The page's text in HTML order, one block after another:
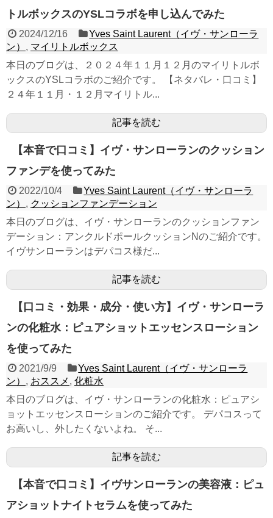
トルボックスのYSLコラボを申し込んでみた
2024/12/16
Yves Saint Laurent（イヴ・サンローラ
ン） , マイリトルボックス
本日のブログは、２０２４年１１月１２月のマイリトルボ
ックスのYSLコラボのご紹介です。 【ネタバレ・口コミ】
２４年１１月・１２月マイリトル...
記事を読む
【本音で口コミ】イヴ・サンローランのクッション
ファンデを使ってみた
2022/10/4
Yves Saint Laurent（イヴ・サンローラ
ン） , クッションファンデーション
本日のブログは、イヴ・サンローランのクッションファン
デーション：アンクルドポールクッションNのご紹介です。
イヴサンローランはデパコス様だ...
記事を読む
【口コミ・効果・成分・使い方】イヴ・サンローラ
ンの化粧水：ピュアショットエッセンスローション
を使ってみた
2021/9/9
Yves Saint Laurent（イヴ・サンローラ
ン） , おススメ , 化粧水
本日のブログは、イヴ・サンローランの化粧水：ピュアシ
ョットエッセンスローションのご紹介です。 デパコスって
お高いし、外したくないよね。 そ...
記事を読む
【本音で口コミ】イヴサンローランの美容液：ピュ
アショットナイトセラムを使ってみた